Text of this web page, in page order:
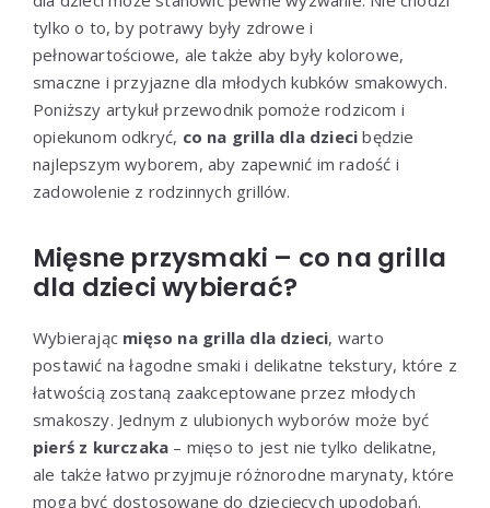
tylko o to, by potrawy były zdrowe i
pełnowartościowe, ale także aby były kolorowe,
smaczne i przyjazne dla młodych kubków smakowych.
Poniższy artykuł przewodnik pomoże rodzicom i
opiekunom odkryć, co na grilla dla dzieci będzie
najlepszym wyborem, aby zapewnić im radość i
zadowolenie z rodzinnych grillów.
Mięsne przysmaki – co na grilla
dla dzieci wybierać?
Wybierając mięso na grilla dla dzieci, warto
postawić na łagodne smaki i delikatne tekstury, które z
łatwością zostaną zaakceptowane przez młodych
smakoszy. Jednym z ulubionych wyborów może być
pierś z kurczaka – mięso to jest nie tylko delikatne,
ale także łatwo przyjmuje różnorodne marynaty, które
mogą być dostosowane do dziecięcych upodobań.